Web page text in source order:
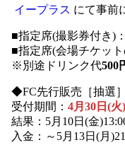
イープラス にて事前
■指定席(撮影券付き)：
■指定席(会場チケット
※別途ドリンク代500
◆FC先行販売［抽選］
受付期間： 4月30日(火
結果：5月10日(金
入金：～5月13日(月